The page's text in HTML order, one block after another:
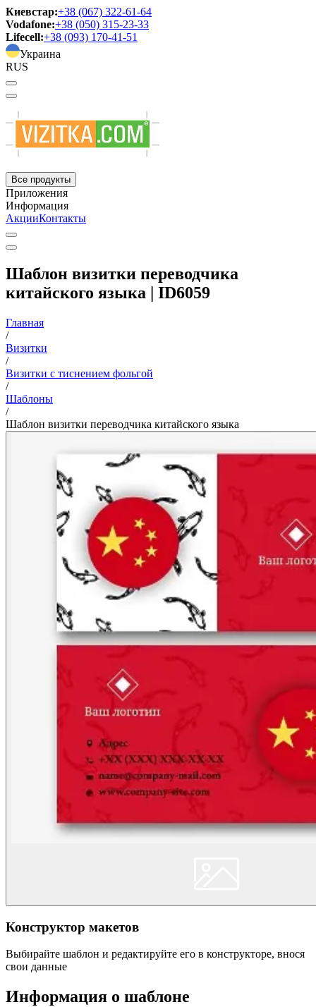
Киевстар:+38 (067) 322-61-64
Vodafone:+38 (050) 315-23-33
Lifecell:+38 (093) 170-41-51
Украина
RUS
Все продукты
Приложения
Информация
АкцииКонтакты
Шаблон визитки переводчика
китайского языка | ID6059
Главная
/
Визитки
/
Визитки с тиснением фольгой
/
Шаблоны
/
Шаблон визитки переводчика китайского языка
Конструктор макетов
Выбирайте шаблон и редактируйте его в конструкторе, внося
свои данные
Информация о шаблоне